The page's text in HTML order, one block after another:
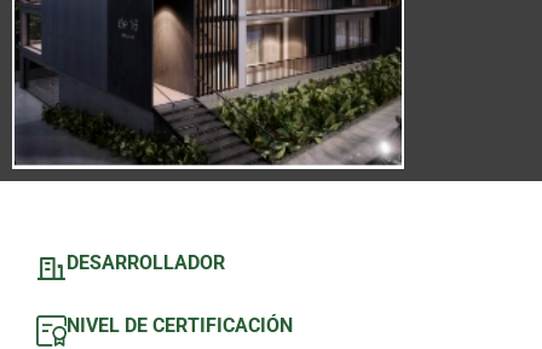
DESARROLLADOR
NIVEL DE CERTIFICACIÓN